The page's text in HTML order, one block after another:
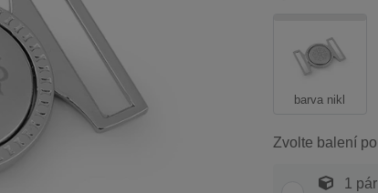
barva nikl
Zvolte balení
1 pár